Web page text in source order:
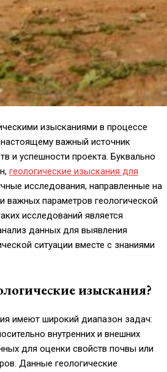
изысканиями в процессе
важный источник
и успешности проекта. Буквально
геологические изыскания для
исследования, направленные на
важных параметров геологической
исследований является
данных для выявления
ситуации вместе с знаниями
изыскания?
имеют широкий диапазон задач:
внутренних и внешних
для оценки свойств почвы или
Данные геологические